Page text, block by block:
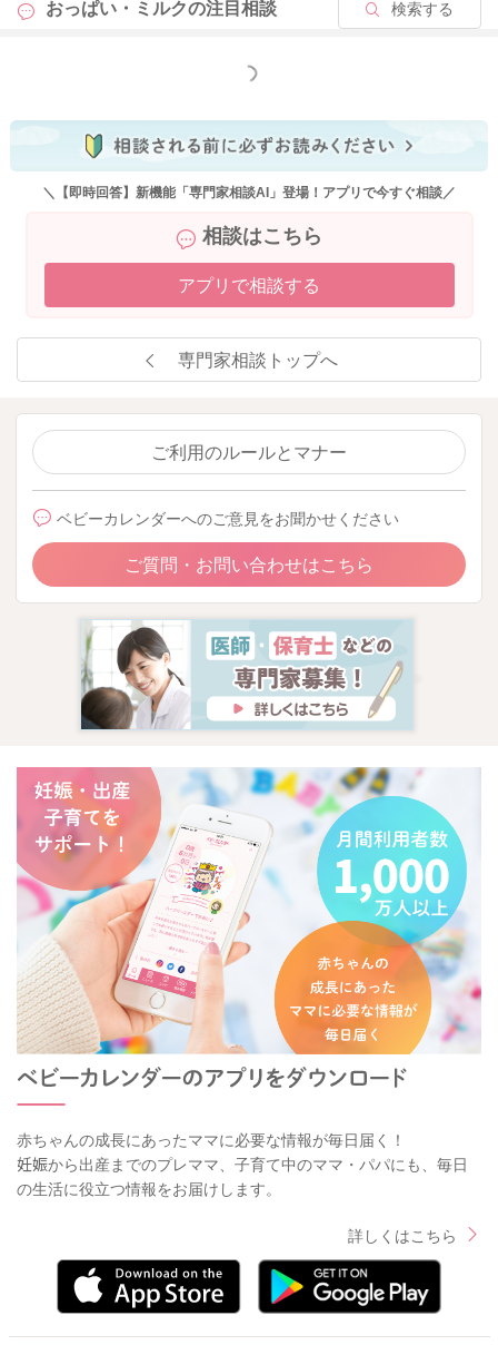
おっぱい・ミルクの注目相談 検索する
もっと見る
＼【即時回答】新機能「専門家相談AI」登場！アプリで今すぐ相談／
相談はこちら
アプリで相談する
専門家相談トップへ
ご利用のルールとマナー
ベビーカレンダーへのご意見をお聞かせください
ご質問・お問い合わせはこちら
赤ちゃんの成長にあったママに必要な情報が毎日届く！
妊娠から出産までのプレママ、子育て中のママ・パパにも、毎日
の生活に役立つ情報をお届けします。
詳しくはこちら